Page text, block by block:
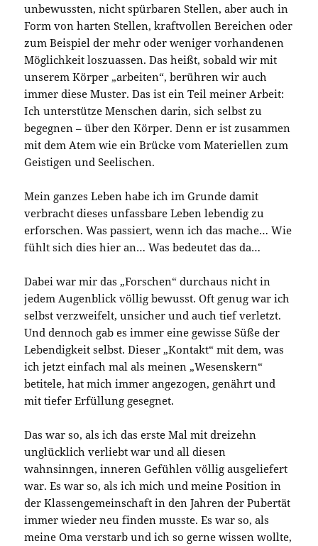
unbewussten, nicht spürbaren Stellen, aber auch in
Form von harten Stellen, kraftvollen Bereichen oder
zum Beispiel der mehr oder weniger vorhandenen
Möglichkeit loszuassen. Das heißt, sobald wir mit
unserem Körper „arbeiten“, berühren wir auch
immer diese Muster. Das ist ein Teil meiner Arbeit:
Ich unterstütze Menschen darin, sich selbst zu
begegnen – über den Körper. Denn er ist zusammen
mit dem Atem wie ein Brücke vom Materiellen zum
Geistigen und Seelischen.
Mein ganzes Leben habe ich im Grunde damit
verbracht dieses unfassbare Leben lebendig zu
erforschen. Was passiert, wenn ich das mache… Wie
fühlt sich dies hier an… Was bedeutet das da…
Dabei war mir das „Forschen“ durchaus nicht in
jedem Augenblick völlig bewusst. Oft genug war ich
selbst verzweifelt, unsicher und auch tief verletzt.
Und dennoch gab es immer eine gewisse Süße der
Lebendigkeit selbst. Dieser „Kontakt“ mit dem, was
ich jetzt einfach mal als meinen „Wesenskern“
betitele, hat mich immer angezogen, genährt und
mit tiefer Erfüllung gesegnet.
Das war so, als ich das erste Mal mit dreizehn
unglücklich verliebt war und all diesen
wahnsinngen, inneren Gefühlen völlig ausgeliefert
war. Es war so, als ich mich und meine Position in
der Klassengemeinschaft in den Jahren der Pubertät
immer wieder neu finden musste. Es war so, als
meine Oma verstarb und ich so gerne wissen wollte,